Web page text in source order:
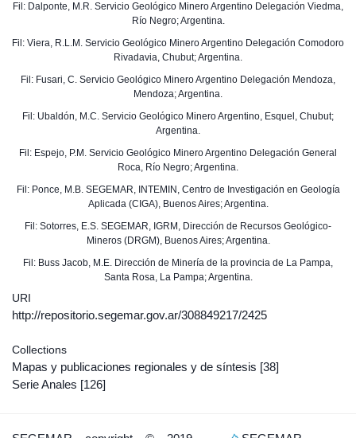
Fil: Dalponte, M.R. Servicio Geológico Minero Argentino Delegación Viedma,
Río Negro; Argentina.
Fil: Viera, R.L.M. Servicio Geológico Minero Argentino Delegación Comodoro
Rivadavia, Chubut; Argentina.
Fil: Fusari, C. Servicio Geológico Minero Argentino Delegación Mendoza,
Mendoza; Argentina.
Fil: Ubaldón, M.C. Servicio Geológico Minero Argentino, Esquel, Chubut;
Argentina.
Fil: Espejo, P.M. Servicio Geológico Minero Argentino Delegación General
Roca, Río Negro; Argentina.
Fil: Ponce, M.B. SEGEMAR, INTEMIN, Centro de Investigación en Geología
Aplicada (CIGA), Buenos Aires; Argentina.
Fil: Sotorres, E.S. SEGEMAR, IGRM, Dirección de Recursos Geológico-
Mineros (DRGM), Buenos Aires; Argentina.
Fil: Buss Jacob, M.E. Dirección de Minería de la provincia de La Pampa,
Santa Rosa, La Pampa; Argentina.
URI
http://repositorio.segemar.gov.ar/308849217/2425
Collections
Mapas y publicaciones regionales y de síntesis [38]
Serie Anales [126]